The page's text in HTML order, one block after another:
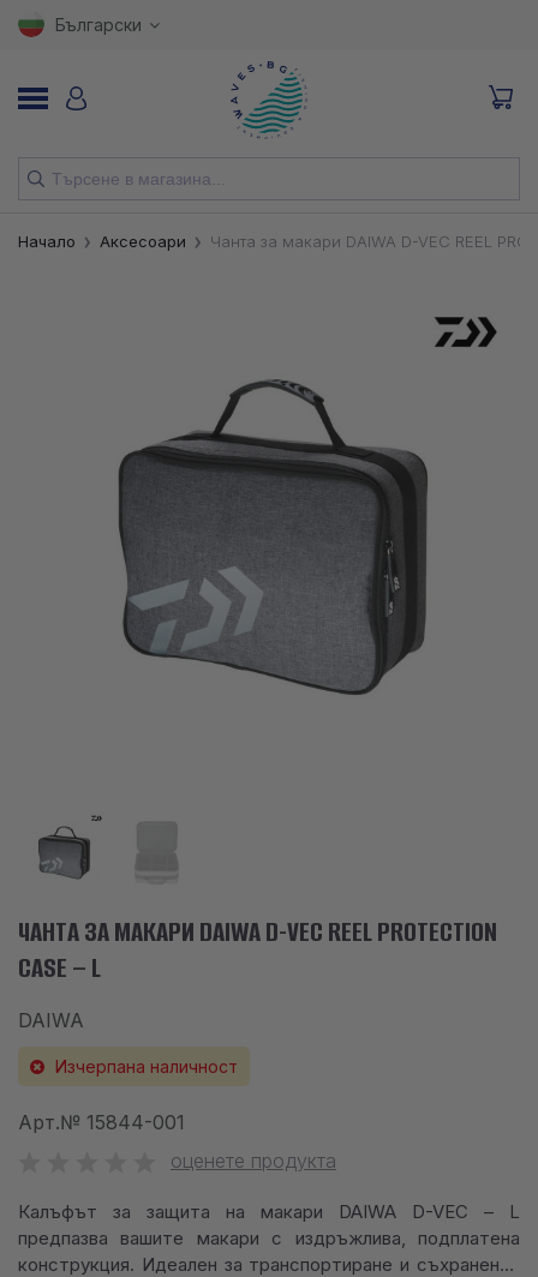
Български
НОВИ
АКСЕСОАРИ
ПРОДУКТИ ЗА СРАВНЕНИЕ
ФИЗИЧЕСКИ МАГАЗИН
СОФИЯ 1700, СТУДЕНТСКИ ГРАД, УЛ. ПРОФ. АЛЕКСАНДЪР ФОЛ 2,
ВХ. К, МАГАЗИН 1
+359 896 451 888
Начало Аксесоари Чанта за макари DAIWA D-VEC REEL
ЧАНТА ЗА МАКАРИ DAIWA D-VEC REEL PROTECTION
CASE – L
DAIWA
Изчерпана наличност
Арт.№ 15844-001
оценете продукта
Калъфът за защита на макари DAIWA D-VEC – L
предпазва вашите макари с издръжлива, подплатена
конструкция. Идеален за транспортиране и съхранение